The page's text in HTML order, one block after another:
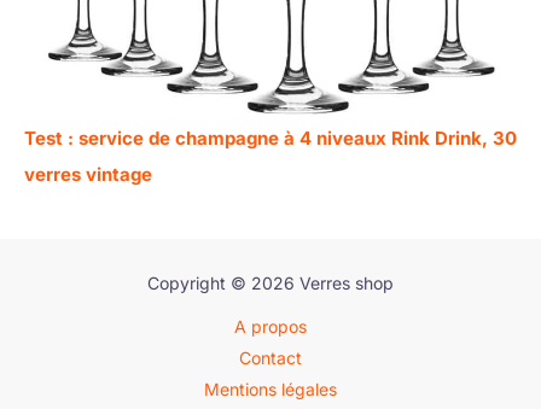
Test : service de champagne à 4 niveaux Rink Drink, 30
verres vintage
Copyright © 2026 Verres shop
A propos
Contact
Mentions légales